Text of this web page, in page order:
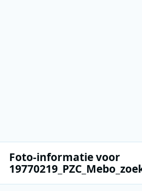
Foto-informatie voor